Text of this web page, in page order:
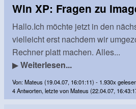
Win XP: Fragen zu
Hallo.Ich möchte jetzt in den
vielleicht erst nachdem wir
Rechner platt machen. Alles...
▶Weiterlesen...
Von: Mateus (19.04.07, 16:01:11) - 1.930x
4 Antworten, letzte von Mateus (22.04.07,